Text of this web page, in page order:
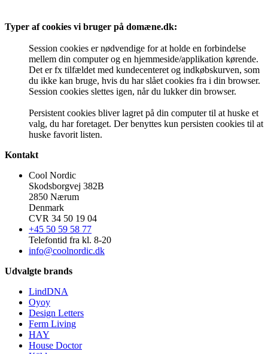
Typer af cookies vi bruger på domæne.dk:
Session cookies er nødvendige for at holde en forbindelse
mellem din computer og en hjemmeside/applikation kørende.
Det er fx tilfældet med kundecenteret og indkøbskurven, som
du ikke kan bruge, hvis du har slået cookies fra i din browser.
Session cookies slettes igen, når du lukker din browser.
Persistent cookies bliver lagret på din computer til at huske et
valg, du har foretaget. Der benyttes kun persisten cookies til at
huske favorit listen.
Kontakt
Cool Nordic
Skodsborgvej 382B
2850 Nærum
Denmark
CVR 34 50 19 04
+45 50 59 58 77
Telefontid fra kl. 8-20
info@coolnordic.dk
Udvalgte brands
LindDNA
Oyoy
Design Letters
Ferm Living
HAY
House Doctor